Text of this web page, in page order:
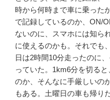
時から何時まで車に乗った
で記録しているのか、ON/
ないのに、スマホには知ら
に使えるのかも。それでも
日は2時間10分走ったのに
っていた。1km6分を切る
のか、そんなに手厳しいの
もある。土曜日の車も帰り